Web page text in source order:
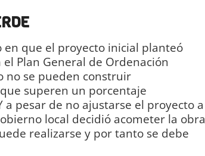
que el proyecto inicial planteó
el Plan General de Ordenación
no se pueden construir
superen un porcentaje
pesar de no ajustarse el proyecto a
local decidió acometer la obra
realizarse y por tanto se debe